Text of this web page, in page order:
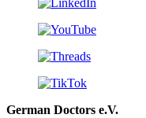
German Doctors e.V.